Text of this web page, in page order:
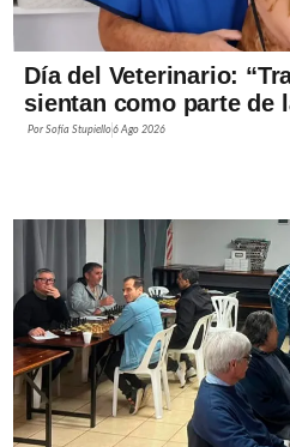
Día del Veterinario:
sientan como parte de
PorSofía Stupiello6 Ago 2026